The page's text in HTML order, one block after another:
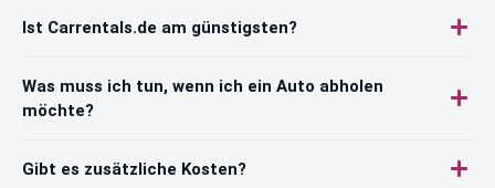
Ist Carrentals.de am günstigsten?
Was muss ich tun, wenn ich ein Auto abholen
möchte?
Gibt es zusätzliche Kosten?